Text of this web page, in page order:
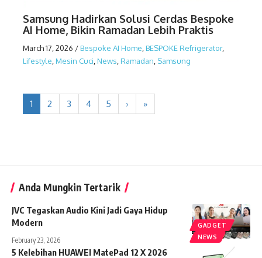
Samsung Hadirkan Solusi Cerdas Bespoke
AI Home, Bikin Ramadan Lebih Praktis
March 17, 2026 /Bespoke AI Home BESPOKE Refrigerator,
Lifestyle Mesin Cuci News Ramadan Samsung
1 2 3 4 5 › »
Anda Mungkin Tertarik
GADGET
NEWS
JVC Tegaskan Audio Kini Jadi Gaya Hidup
Modern
February 23, 2026
5 Kelebihan HUAWEI MatePad 12 X 2026